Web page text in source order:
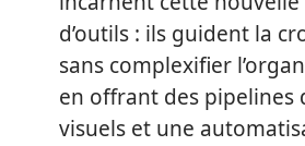
d’outils : ils guident la
sans complexifier
en offrant des pipelines
visuels et une